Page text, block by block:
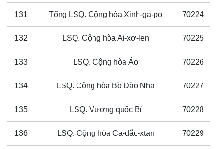
131 Tổng LSQ. Cộng hòa Xinh-ga-po 70224
132 LSQ. Cộng hòa Ai-xơ-len 70225
133 LSQ. Cộng hòa Áo 70226
134 LSQ. Cộng hòa Bồ Đào Nha 70227
135 LSQ. Vương quốc Bỉ 70228
136 LSQ. Cộng hòa Ca-dắc-xtan 70229